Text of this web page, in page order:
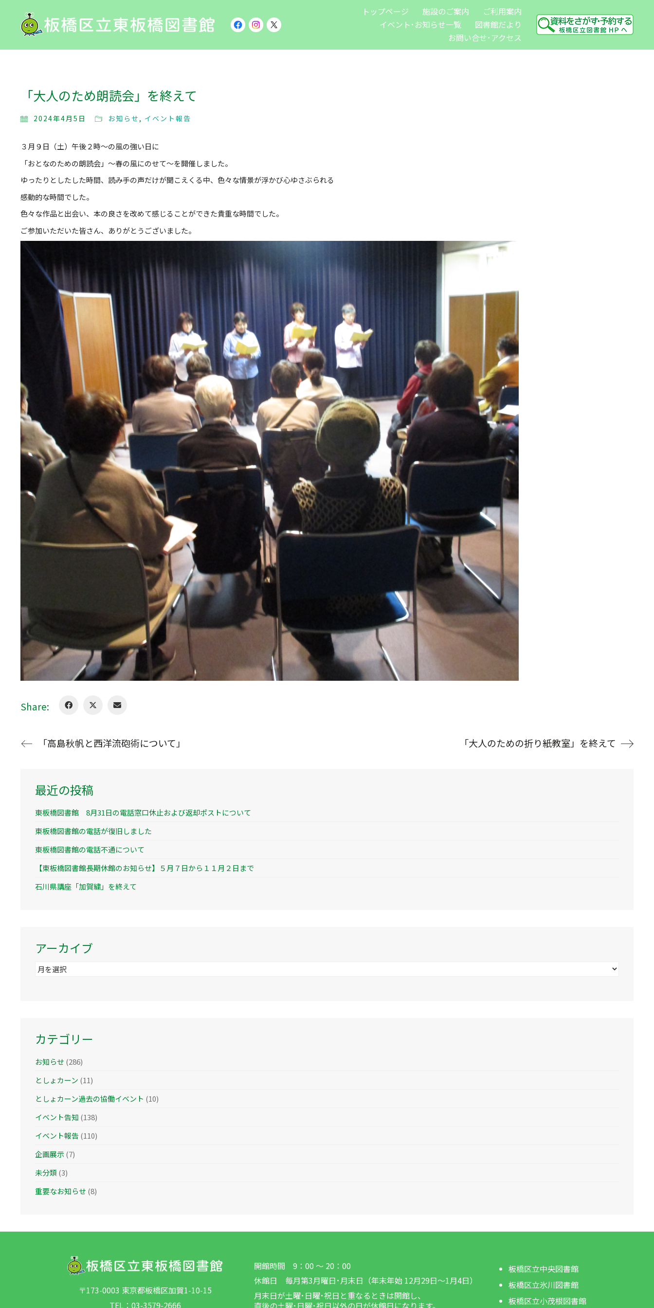
トップページ 施設のご案内
ご利用案内
イベント･お知らせ一覧
図書館だより
お問い合せ･アクセス
「大人のため朗読会」を終えて
2024年4月5日 お知らせ , イベント報告
３月９日（土）午後２時～の風の強い日に
「おとなのための朗読会」～春の風にのせて～を開催しました。
ゆったりとしたした時間、読み手の声だけが聞こえくる中、色々な情景が浮かび心ゆさぶられる
感動的な時間でした。
色々な作品と出会い、本の良さを改めて感じることができた貴重な時間でした。
ご参加いただいた皆さん、ありがとうございました。
Share:
「高島秋帆と西洋流砲術について」 「大人のための折り紙教室」を終えて
最近の投稿
東板橋図書館 8月31日の電話窓口休止および返却ポストについて
東板橋図書館の電話が復旧しました
東板橋図書館の電話不通について
【東板橋図書館長期休館のお知らせ】５月７日から１１月２日まで
石川県講座「加賀繍」を終えて
アーカイブ
ア
カテゴリー
お知らせ (286)
としょカーン (11)
としょカーン過去の協働イベント (10)
イベント告知 (138)
イベント報告 (110)
企画展示(7)
未分類 (3)
重要なお知らせ (8)
〒173-0003 東京都板橋区加賀1-10-15
TEL： 03-3579-2666
開館時間 9：00 ～ 20：00
休館日 毎月第3月曜日･月末日（年末年始 12月29日～1月4日）
月末日が土曜･日曜･祝日と重なるときは開館し、
直後の土曜･日曜･祝日以外の日が休館日になります。
板橋区立中央図書館
板橋区立氷川図書館
板橋区立小茂根図書館